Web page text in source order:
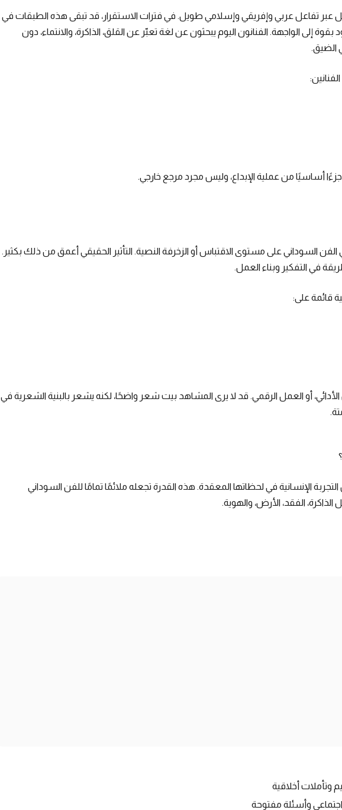
عبر تفاعل عربي وإفريقي وإسلامي طويل. في فترات الاستقرار، قد تبقى هذه الطبقات في
إلى الواجهة. الفنانون اليوم يبحثون عن لغة تعبّر عن القلق، الذاكرة، والانتماء، دون
الضيق.
أساسيًا من عملية الإبداع، وليس مجرد مرجع خارجي.
الفن السوداني على مستوى الاقتباس أو الزخرفة النصية. التأثير الحقيقي أعمق من ذلك بكثير.
في التفكير وبناء العمل.
قائمة على:
أو العمل الرقمي. قد لا يرى المشاهد بيت شعر واضحًا، لكنه يشعر بالبنية الشعرية في
الإنسانية في لحظاتها المعقدة. هذه القدرة تجعله ملائمًا تمامًا للفن السوداني
الفقد، الأرض، والهوية.
وتأملات أخلاقية
وأسئلة مفتوحة